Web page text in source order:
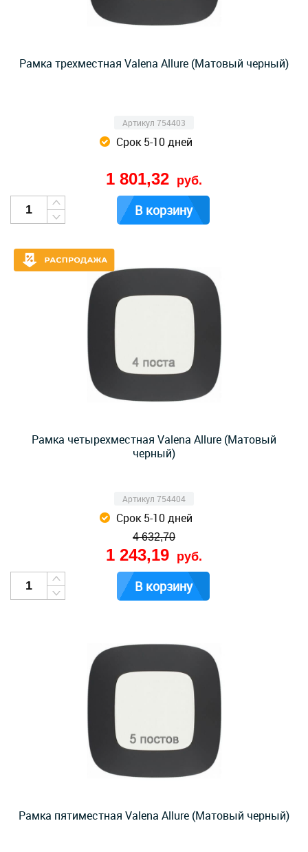
Рамка трехместная Valena Allure (Матовый черный)
Артикул 754403
Срок 5-10 дней
1 801,32 руб.
В корзину
Рамка четырехместная Valena Allure (Матовый
черный)
Артикул 754404
Срок 5-10 дней
4 632,70
1 243,19 руб.
В корзину
Рамка пятиместная Valena Allure (Матовый черный)